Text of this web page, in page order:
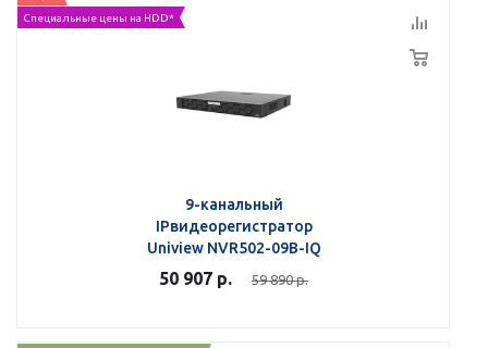
Специальные цены на HDD*
9-канальный
IPвидеорегистратор
Uniview NVR502-09B-IQ
50 907 р. 59 890р.